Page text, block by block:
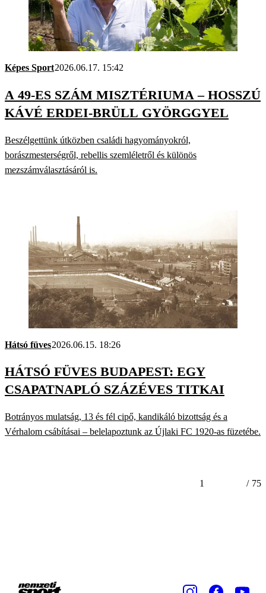
Képes Sport2026.06.17. 15:42
A 49-ES SZÁM MISZTÉRIUMA – HOSSZÚ
KÁVÉ ERDEI-BRÜLL GYÖRGGYEL
Beszélgettünk útközben családi hagyományokról,
borászmesterségről, rebellis szemléletről és különös
mezszámválasztásáról is.
Hátsó füves2026.06.15. 18:26
HÁTSÓ FÜVES BUDAPEST: EGY
CSAPATNAPLÓ SZÁZÉVES TITKAI
Botrányos mulatság, 13 és fél cipő, kandikáló bizottság és a
Vérhalom csábításai – belelapoztunk az Újlaki FC 1920-as füzetébe.
1 / 75